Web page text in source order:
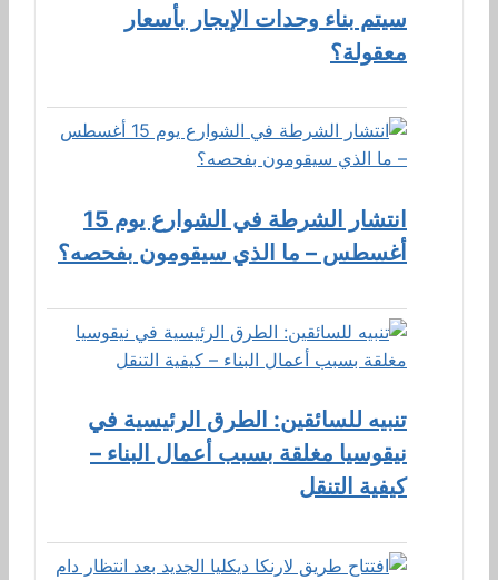
سيتم بناء وحدات الإيجار بأسعار
معقولة؟
انتشار الشرطة في الشوارع يوم 15
أغسطس – ما الذي سيقومون بفحصه؟
تنبيه للسائقين: الطرق الرئيسية في
نيقوسيا مغلقة بسبب أعمال البناء –
كيفية التنقل